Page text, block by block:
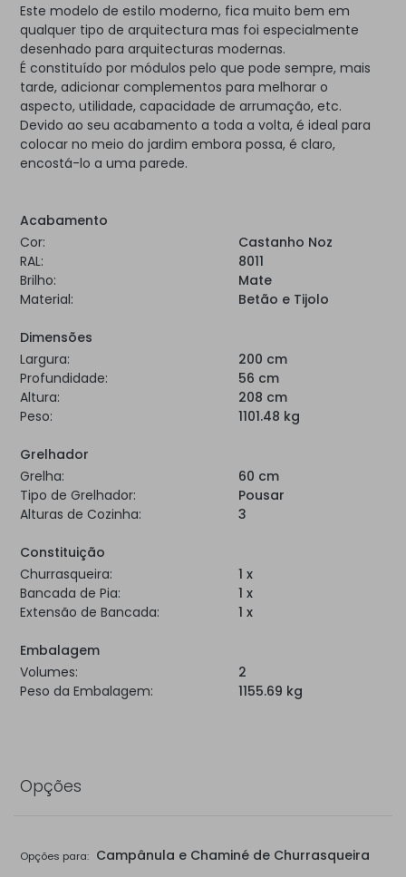
Este modelo de estilo moderno, fica muito bem em
qualquer tipo de arquitectura mas foi especialmente
desenhado para arquitecturas modernas.
É constituído por módulos pelo que pode sempre, mais
tarde, adicionar complementos para melhorar o
aspecto, utilidade, capacidade de arrumação, etc.
Devido ao seu acabamento a toda a volta, é ideal para
colocar no meio do jardim embora possa, é claro,
encostá-lo a uma parede.
Acabamento
Cor:
Castanho Noz
RAL:
8011
Brilho:
Mate
Material:
Betão e Tijolo
Dimensões
Largura:
200 cm
Profundidade:
56 cm
Altura:
208 cm
Peso:
1101.48 kg
Grelhador
Grelha:
60 cm
Tipo de Grelhador:
Pousar
Alturas de Cozinha:
3
Constituição
Churrasqueira:
1 x
Bancada de Pia:
1 x
Extensão de Bancada:
1 x
Embalagem
Volumes:
2
Peso da Embalagem:
1155.69 kg
Opções
Opções para: Campânula e Chaminé de Churrasqueira